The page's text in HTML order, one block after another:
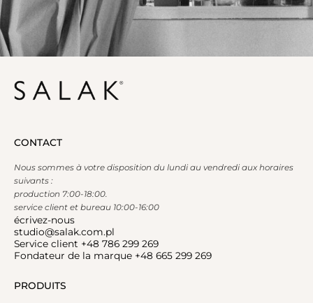
PRODUITS
CONTACT
Nous sommes à votre disposition du lundi au vendredi aux horaires
suivants :
production 7:00-18:00.
service client et bureau 10:00-16:00
écrivez-nous
studio@salak.com.pl
Service client +48 786 299 269
Fondateur de la marque +48 665 299 269